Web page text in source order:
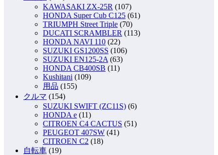
KAWASAKI ZX-25R (107)
HONDA Super Cub C125 (61)
TRIUMPH Street Triple (70)
DUCATI SCRAMBLER (113)
HONDA NAVI 110 (22)
SUZUKI GS1200SS (106)
SUZUKI EN125-2A (63)
HONDA CB400SB (11)
Kushitani (109)
用品 (155)
クルマ (154)
SUZUKI SWIFT (ZC11S) (6)
HONDA e (11)
CITROEN C4 CACTUS (51)
PEUGEOT 407SW (41)
CITROEN C2 (18)
自転車 (19)